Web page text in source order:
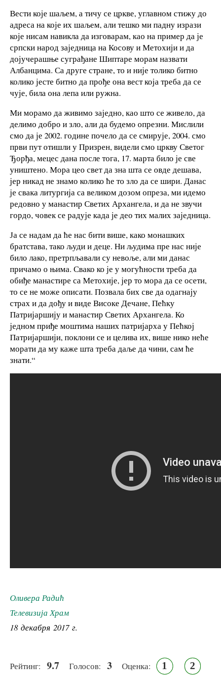
Вести које шаљем, а тичу се цркве, углавном стижу до
адреса на које их шаљем, али тешко ми падну изрази
које нисам навикла да изговарам, као на пример да је
српски народ заједница на Косову и Метохији и да
дојучерашње суграђане Шиптаре морам назвати
Албанцима. Са друге стране, то и није толико битно
колико јесте битно да прође она вест која треба да се
чује, била она лепа или ружна.
Ми морамо да живимо заједно, као што се живело, да
делимо добро и зло, али да будемо опрезни. Мислили
смо да је 2002. године почело да се смирује, 2004. смо
први пут отишли у Призрен, видели смо цркву Светог
Ђорђа, мецес дана после тога, 17. марта било је све
уништено. Мора цео свет да зна шта се овде дешава,
јер никад не знамо колико ће то зло да се шири. Данас
је свака литургија са великом дозом опреза, ми идемо
редовно у манастир Светих Архангела, и да не звучи
гордо, човек се радује када је део тих малих заједница.
Ја се надам да ће нас бити више, како монашких
братстава, тако људи и деце. Ни људима пре нас није
било лако, претрпљавали су невоље, али ми данас
причамо о њима. Свако ко је у могућности треба да
обиђе манастире са Метохије, јер то мора да се осети,
то се не може описати. Позвала бих све да одагнају
страх и да дођу и виде Високе Дечане, Пећку
Патријаршију и манастир Светих Архангела. Ко
једном приђе моштима наших патријарха у Пећкој
Патријаршији, поклони се и целива их, више нико неће
морати да му каже шта треба даље да чини, сам ће
знати.“
Оливера Радић
Телевизија Храм
18 декабря 2017 г.
Рейтинг: 9.7 Голосов: 3 Оценка: 1 2